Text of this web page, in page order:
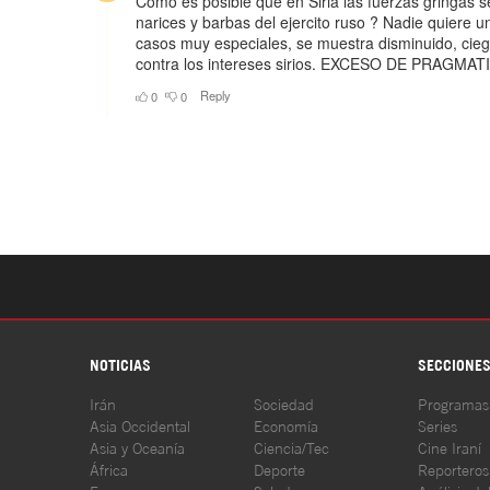
NOTICIAS SECCIONES
Irán
Asia Occidental
Asia y Oceanía
África
Sociedad
Economía
Ciencia/Tec
Deporte
Programas
Series
Cine Iraní
Reporteros